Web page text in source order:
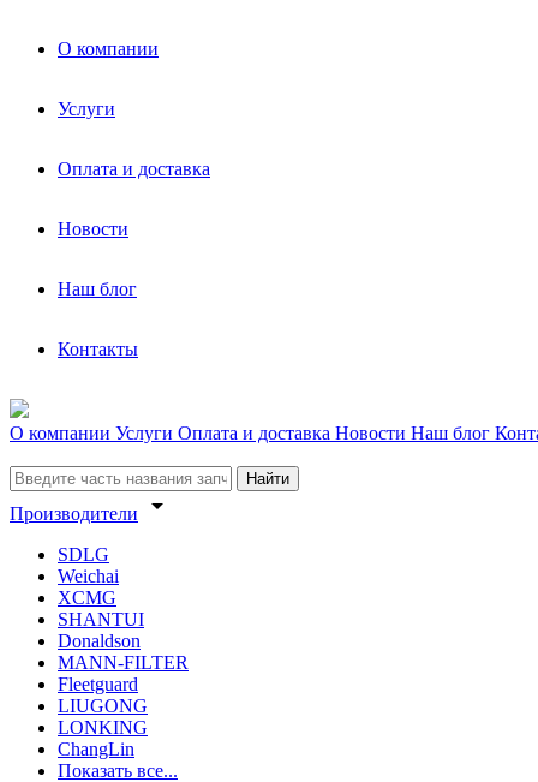
О компании
Услуги
Оплата и доставка
Новости
Наш блог
Контакты
О компании Услуги Оплата и доставка Новости Наш блог
Найти
Производители arrow_drop_down
SDLG
Weichai
XCMG
SHANTUI
Donaldson
MANN-FILTER
Fleetguard
LIUGONG
LONKING
ChangLin
Показать все...